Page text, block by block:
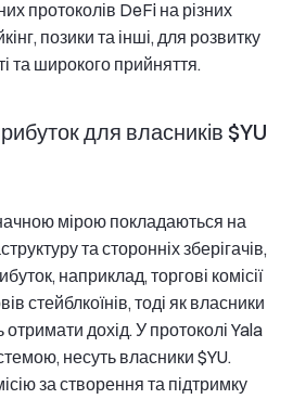
протоколів DeFi на різних
позики та інші, для розвитку
та широкого прийняття.
для власників $YU
мірою покладаються на
та сторонніх зберігачів,
наприклад, торгові комісії
стейблкоїнів, тоді як власники
дохід. У протоколі Yala
несуть власники $YU.
за створення та підтримку